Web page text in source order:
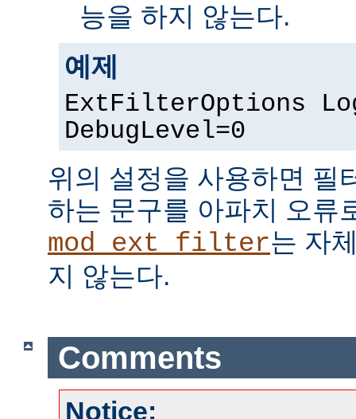
능을 하지 않는다.
예제
ExtFilterOptions
DebugLevel=0
위의 설정을 사용하면 필
하는 문구를 아파치 오류
mod_ext_filter는 자
지 않는다.
Comments
Notice: